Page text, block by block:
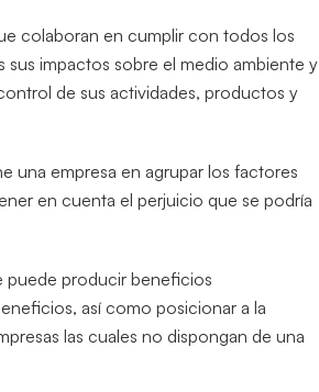
colaboran en cumplir con todos los
impactos sobre el medio ambiente y
de sus actividades, productos y
una empresa en agrupar los factores
en cuenta el perjuicio que se podría
puede producir beneficios
así como posicionar a la
las cuales no dispongan de una